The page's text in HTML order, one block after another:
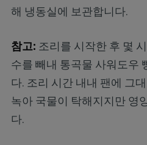
해 냉동실에 보관합니다.
참고: 조리를 시작한 후 몇
수를 빼내 통곡물 사워도우
다. 조리 시간 내내 팬에 그
녹아 국물이 탁해지지만 영
다.